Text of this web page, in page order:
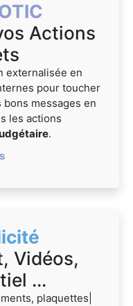
Actions
externalisée en
pour toucher
messages en
les actions
.
Vidéos,
...
plaquettes|